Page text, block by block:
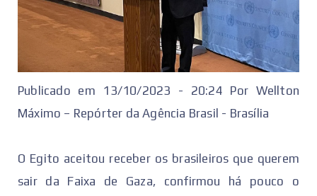
Publicado em 13/10/2023 - 20:24 Por Wellton
Máximo – Repórter da Agência Brasil - Brasília
O Egito aceitou receber os brasileiros que querem
sair da Faixa de Gaza, confirmou há pouco o